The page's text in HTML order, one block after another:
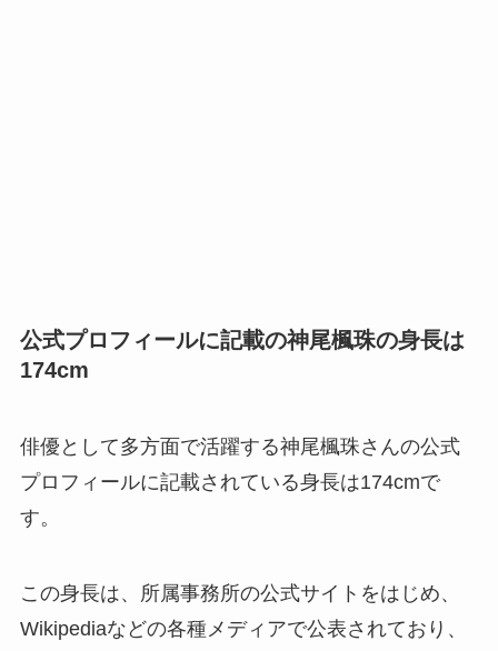
公式プロフィールに記載の神尾楓珠の身長は
174cm
俳優として多方面で活躍する神尾楓珠さんの公式
プロフィールに記載されている身長は174cmで
す。
この身長は、所属事務所の公式サイトをはじめ、
Wikipediaなどの各種メディアで公表されており、